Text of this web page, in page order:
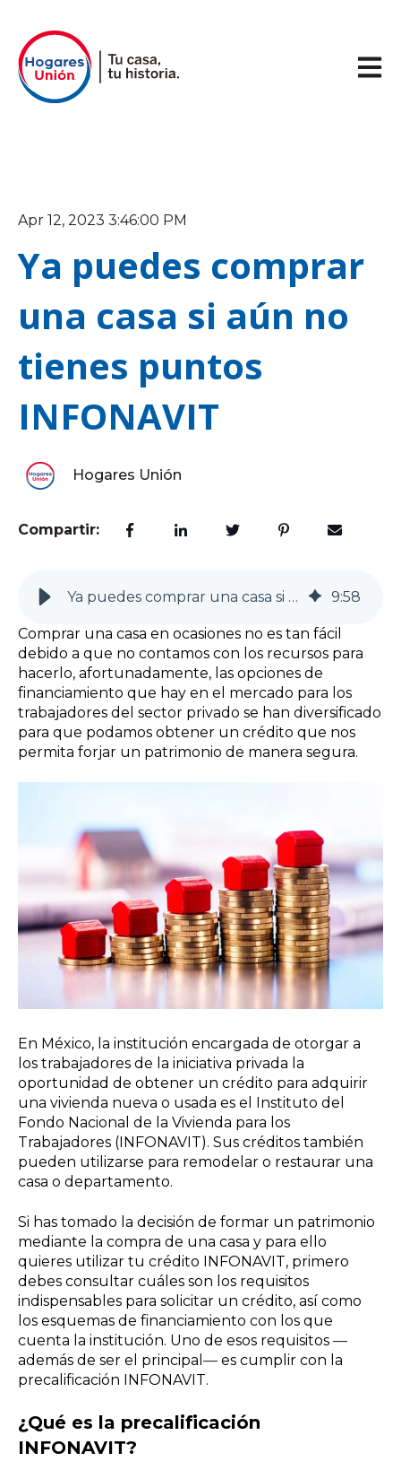
Abrir
Apr 12, 2023 3:46:00 PM
Ya puedes comprar
una casa si aún no
tienes puntos
INFONAVIT
Hogares Unión
Compartir:
Ya puedes comprar una casa si aún no tienes puntos INFONAVIT 9:58
Comprar una casa en ocasiones no es tan fácil
debido a que no contamos con los recursos para
hacerlo, afortunadamente, las opciones de
financiamiento que hay en el mercado para los
trabajadores del sector privado se han diversificado
para que podamos obtener un crédito que nos
permita forjar un patrimonio de manera segura.
En México, la institución encargada de otorgar a
los trabajadores de la iniciativa privada la
oportunidad de obtener un crédito para adquirir
una vivienda nueva o usada es el Instituto del
Fondo Nacional de la Vivienda para los
Trabajadores (INFONAVIT). Sus créditos también
pueden utilizarse para remodelar o restaurar una
casa o departamento.
Si has tomado la decisión de formar un patrimonio
mediante la compra de una casa y para ello
quieres utilizar tu crédito INFONAVIT, primero
debes consultar cuáles son los requisitos
indispensables para solicitar un crédito, así como
los esquemas de financiamiento con los que
cuenta la institución. Uno de esos requisitos —
además de ser el principal — es cumplir con la
precalificación INFONAVIT.
¿Qué es la precalificación
INFONAVIT?